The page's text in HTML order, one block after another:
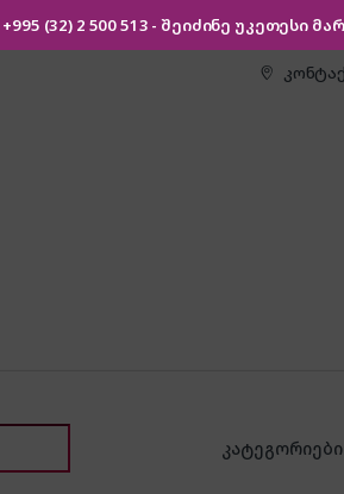
+995 (32) 2 500 513 - შეიძინე უკეთესი